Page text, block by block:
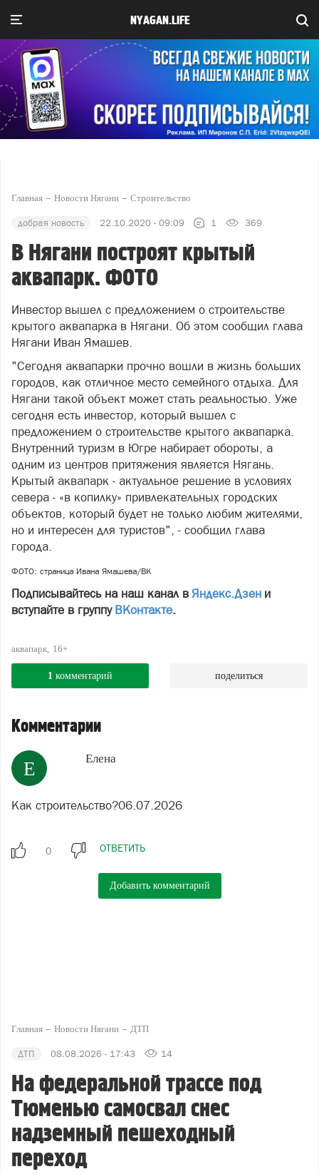
NYAGAN.LIFE
Главная Новости Нягани Строительство
добрая новость 22.10.2020 - 09:09 1 369
В Нягани построят крытый
аквапарк. ФОТО
Инвестор вышел с предложением о строительстве
крытого аквапарка в Нягани. Об этом сообщил глава
Нягани Иван Ямашев.
"Сегодня аквапарки прочно вошли в жизнь больших
городов, как отличное место семейного отдыха. Для
Нягани такой объект может стать реальностью. Уже
сегодня есть инвестор, который вышел с
предложением о строительстве крытого аквапарка.
Внутренний туризм в Югре набирает обороты, а
одним из центров притяжения является Нягань.
Крытый аквапарк - актуальное решение в условиях
севера - «в копилку» привлекательных городских
объектов, который будет не только любим жителями,
но и интересен для туристов", - сообщил глава
города.
ФОТО: страница Ивана Ямашева/ВК
Подписывайтесь на наш канал в Яндекс.Дзен и
вступайте в группу ВКонтакте.
аквапарк 16+
1 комментарий поделиться
Комментарии
Е Елена
Как строительство?06.07.2026
ОТВЕТИТЬ
Добавить комментарий
Главная Новости Нягани ДТП
ДТП 08.08.2026 - 17:43 14
На федеральной трассе под
Тюменью самосвал снес
надземный пешеходный
переход